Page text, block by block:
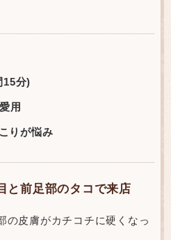
15分)
用
りが悩み
と前足部のタコで来店
の皮膚がカチコチに硬くなっ